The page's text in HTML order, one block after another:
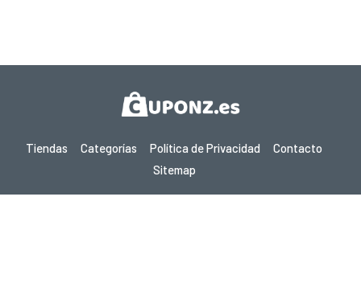
Tiendas Categorías Política de Privacidad
Contacto
Sitemap